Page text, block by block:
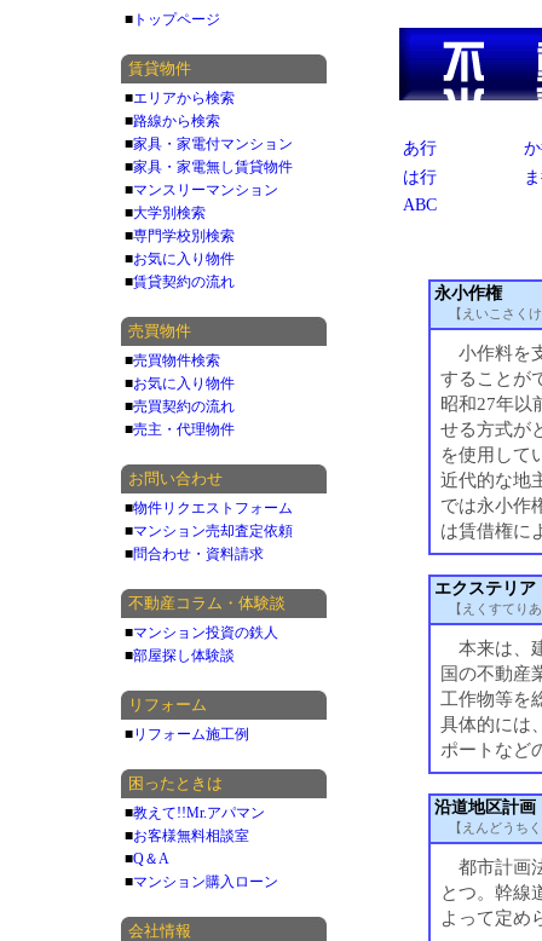
あ行
は行
ABC
永小作権
【えいこさく
小作料を
することが
昭和27年以
せる方式が
を使用して
近代的な地
では永小作
は賃借権に
エクステリア
【えくすてり
本来は、
国の不動産
工作物等を
具体的には
ポートなど
沿道地区計画
【えんどうち
都市計画
とつ。幹線
よって定め
■ トップページ
賃貸物件
■エリアから検索
■路線から検索
■家具・家電付マンション
■家具・家電無し賃貸物件
■マンスリーマンション
■大学別検索
■専門学校別検索
■お気に入り物件
■賃貸契約の流れ
売買物件
■売買物件検索
■お気に入り物件
■売買契約の流れ
■売主・代理物件
お問い合わせ
■物件リクエストフォーム
■マンション売却査定依頼
■問合わせ・資料請求
不動産コラム・体験談
■マンション投資の鉄人
■部屋探し体験談
リフォーム
■リフォーム施工例
困ったときは
■教えて!!Mr.アパマン
■お客様無料相談室
■Q＆A
■マンション購入ローン
会社情報